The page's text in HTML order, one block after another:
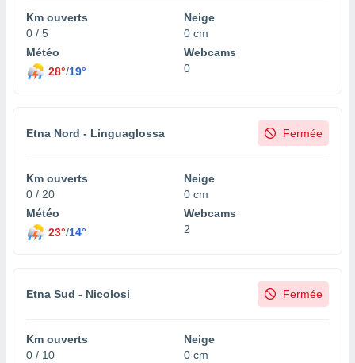
Km ouverts
0 / 5
Neige
0 cm
Météo
28°/19°
Webcams
0
Etna Nord - Linguaglossa Fermée
Km ouverts
0 / 20
Neige
0 cm
Météo
23°/14°
Webcams
2
Etna Sud - Nicolosi Fermée
Km ouverts
0 / 10
Neige
0 cm